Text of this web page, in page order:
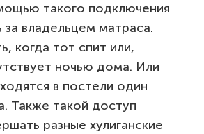
такого подключения
владельцем матраса.
когда тот спит или,
ночью дома. Или
в постели один
Также такой доступ
разные хулиганские